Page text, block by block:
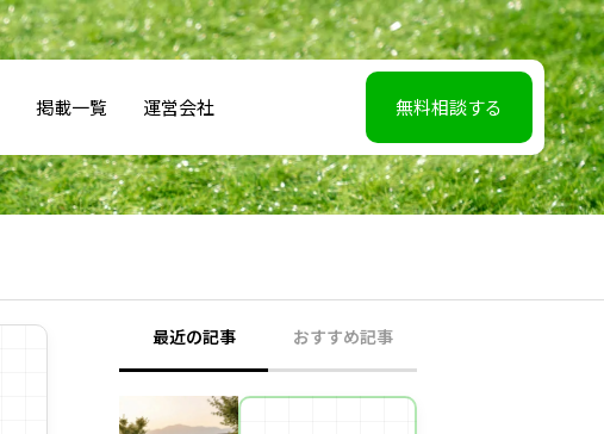
掲載一覧 運営会社 無料相談する
最近の記事 おすすめ記事